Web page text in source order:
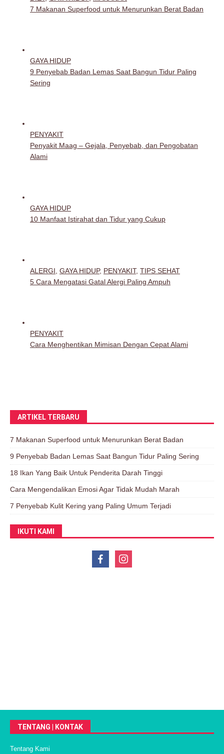
ARTIKEL TERBARU
7 Makanan Superfood untuk Menurunkan Berat Badan
9 Penyebab Badan Lemas Saat Bangun Tidur Paling Sering
18 Ikan Yang Baik Untuk Penderita Darah Tinggi
Cara Mengendalikan Emosi Agar Tidak Mudah Marah
7 Penyebab Kulit Kering yang Paling Umum Terjadi
IKUTI KAMI
TENTANG | KONTAK
Tentang Kami